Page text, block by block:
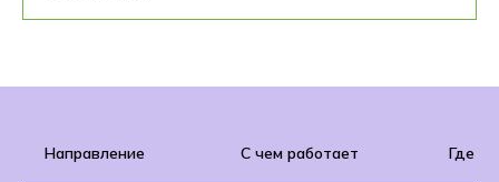
Направление С чем работает Где